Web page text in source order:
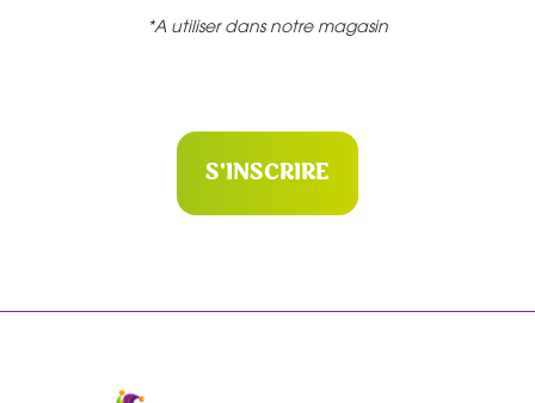
*A utiliser dans notre magasin
S'INSCRIRE